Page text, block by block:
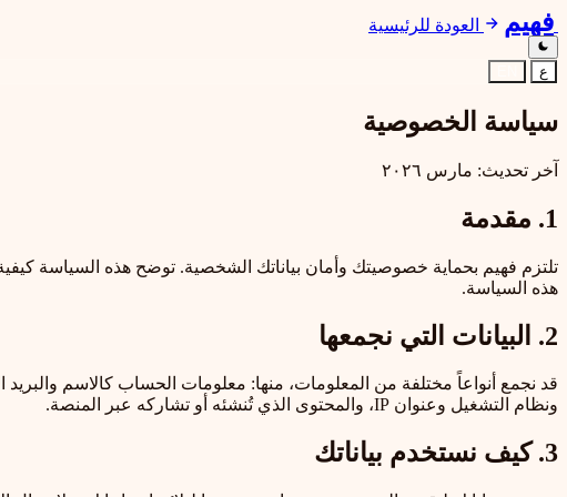
فهيم العودة للرئيسية
ع
سياسة الخصوصية
آخر تحديث: مارس ٢٠٢٦
1. مقدمة
تلتزم فهيم بحماية خصوصيتك وأمان بياناتك الشخصية. توضح هذه السياسة
هذه السياسة.
2. البيانات التي نجمعها
قد نجمع أنواعاً مختلفة من المعلومات، منها: معلومات الحساب كالاسم
ونظام التشغيل وعنوان IP، والمحتوى الذي تُنشئه أو تشاركه عبر المنصة.
3. كيف نستخدم بياناتك